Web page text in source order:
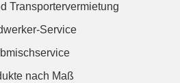
Transportervermietung
Service
nach Maß